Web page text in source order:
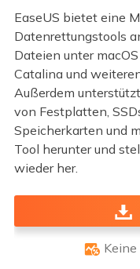
EaseUS bietet eine
Datenrettungstools
Dateien unter
Catalina und
Außerdem
von Festplatten,
Speicherkarten und
Tool herunter und
wieder her.
